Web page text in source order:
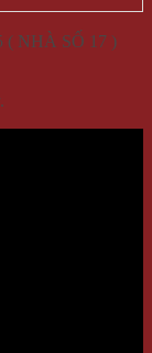
( NHÀ SỐ 17 )